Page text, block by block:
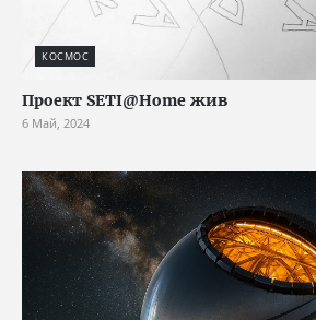
КОСМОС
Проект SETI@Home жив
6 Май, 2024